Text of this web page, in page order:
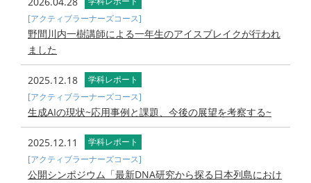
[アクティブラーナーズコース]
野間川内一樹講師による一年生のアイスブレイクが行われ
ました
2025.12.18
学科レポート
[アクティブラーナーズコース]
生成AIの現状~応用事例と課題、今後の展望を考察する~
2025.12.11
学科レポート
[アクティブラーナーズコース]
公開シンポジウム「最新DNA研究から探る日本列島におけ